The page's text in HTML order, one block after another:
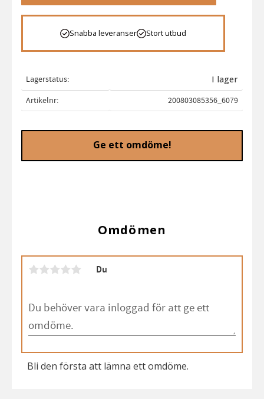
Snabba leveranser Stort utbud
Lagerstatus
I lager
Artikelnr
200803085356_6079
Ge ett omdöme!
Omdömen
Du
Bli den första att lämna ett omdöme.